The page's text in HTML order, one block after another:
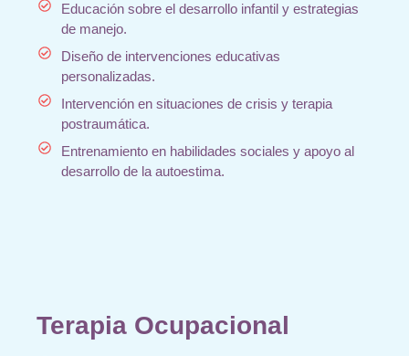
Educación sobre el desarrollo infantil y estrategias
de manejo.
Diseño de intervenciones educativas
personalizadas.
Intervención en situaciones de crisis y terapia
postraumática.
Entrenamiento en habilidades sociales y apoyo al
desarrollo de la autoestima.
Terapia Ocupacional